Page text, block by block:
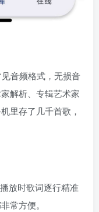
音频格式，无损音
解析、专辑艺术家
里存了几千首歌，
放时歌词逐行精准
常方便。